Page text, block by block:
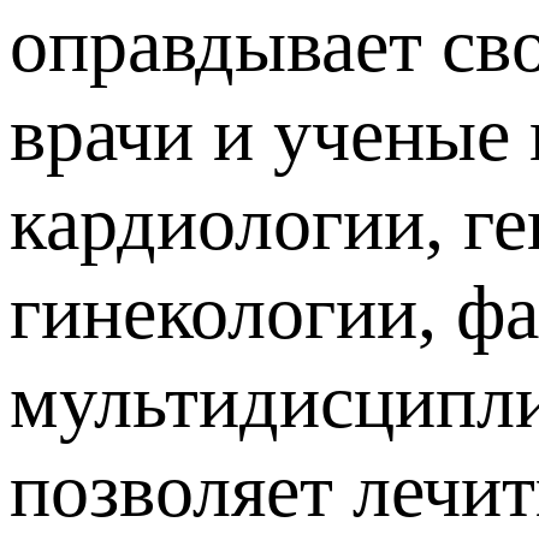
оправдывает
врачи и
кардиологии,
гинекологии,
позволяет